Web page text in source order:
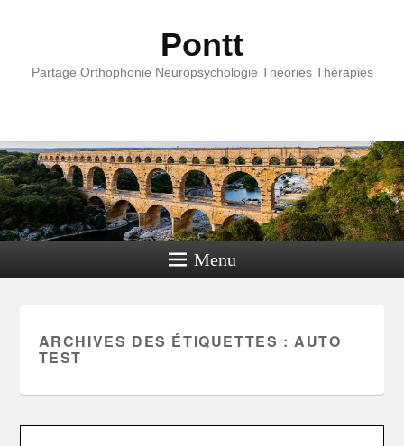
Pontt
Partage Orthophonie Neuropsychologie Théories Thérapies
Menu
ARCHIVES DES ÉTIQUETTES :AUTO
TEST